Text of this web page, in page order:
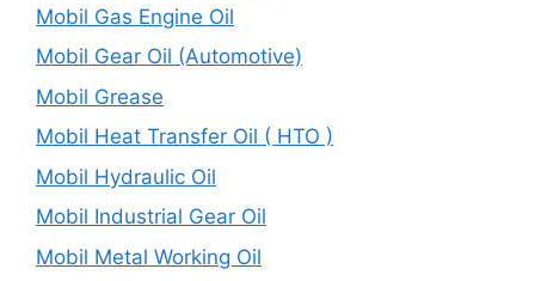
Mobil Gas Engine Oil
Mobil Gear Oil (Automotive)
Mobil Grease
Mobil Heat Transfer Oil ( HTO )
Mobil Hydraulic Oil
Mobil Industrial Gear Oil
Mobil Metal Working Oil